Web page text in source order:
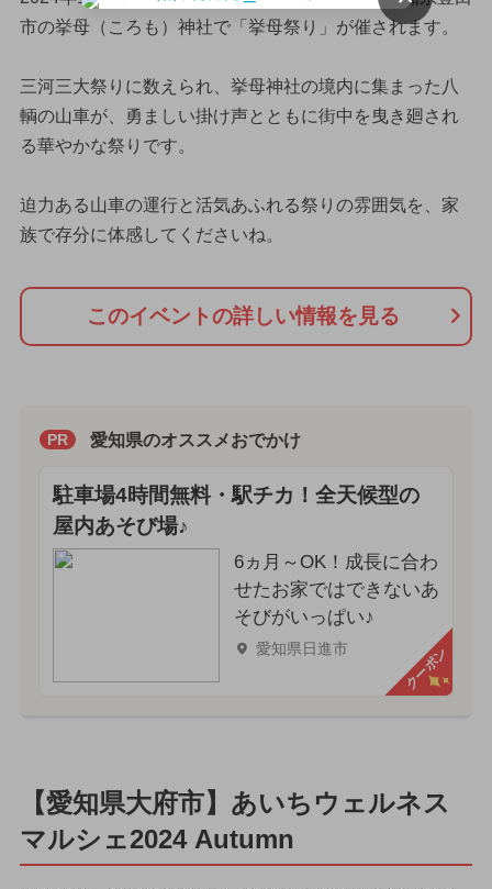
市の挙母（ころも）神社で「挙母祭り」が催されます。
三河三大祭りに数えられ、挙母神社の境内に集まった八
輌の山車が、勇ましい掛け声とともに街中を曳き廻され
る華やかな祭りです。
迫力ある山車の運行と活気あふれる祭りの雰囲気を、家
族で存分に体感してくださいね。
このイベントの詳しい情報を見る
PR 愛知県のオススメおでかけ
駐車場4時間無料・駅チカ！全天候型の
屋内あそび場♪
6ヵ月～OK！成長に合わ
せたお家ではできないあ
そびがいっぱい♪
愛知県日進市 クーポン
【愛知県大府市】あいちウェルネス
マルシェ2024 Autumn